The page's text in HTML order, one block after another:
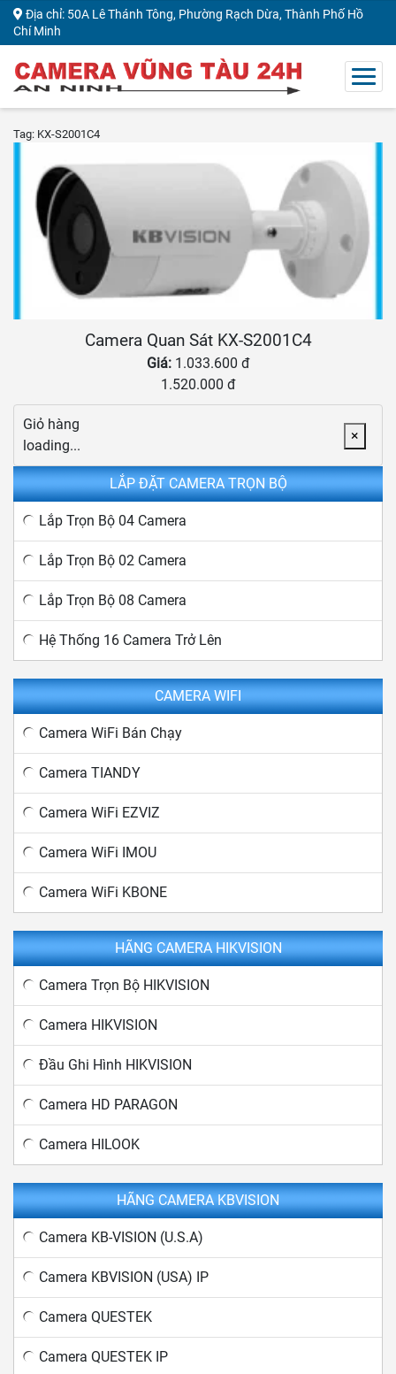
Địa chỉ: 50A Lê Thánh Tông, Phường Rạch Dừa, Thành Phố Hồ
Chí Minh
Tag: KX-S2001C4
Camera Quan Sát KX-S2001C4
Giá: 1.033.600 đ
1.520.000 đ
×
Giỏ hàng
loading...
LẮP ĐẶT CAMERA TRỌN BỘ
Lắp Trọn Bộ 04 Camera
Lắp Trọn Bộ 02 Camera
Lắp Trọn Bộ 08 Camera
Hệ Thống 16 Camera Trở Lên
CAMERA WIFI
Camera WiFi Bán Chạy
Camera TIANDY
Camera WiFi EZVIZ
Camera WiFi IMOU
Camera WiFi KBONE
HÃNG CAMERA HIKVISION
Camera Trọn Bộ HIKVISION
Camera HIKVISION
Đầu Ghi Hình HIKVISION
Camera HD PARAGON
Camera HILOOK
HÃNG CAMERA KBVISION
Camera KB-VISION (U.S.A)
Camera KBVISION (USA) IP
Camera QUESTEK
Camera QUESTEK IP